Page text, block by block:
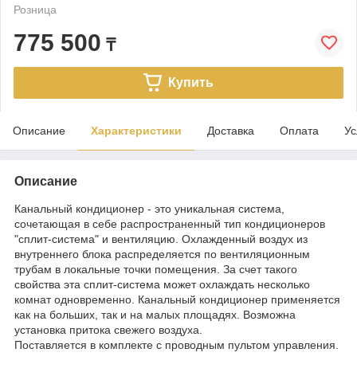
Розница
775 500 ₸
Купить
Описание Характеристики Доставка Оплата
Описание
Канальный кондиционер - это уникальная система,
сочетающая в себе распространенный тип кондиционеров
"сплит-система" и вентиляцию. Охлажденный воздух из
внутреннего блока распределяется по вентиляционным
трубам в локальные точки помещения. За счет такого
свойства эта сплит-система может охлаждать несколько
комнат одновременно. Канальный кондиционер применяется
как на больших, так и на малых площадях. Возможна
установка притока свежего воздуха.
Поставляется в комплекте с проводным пультом управления.